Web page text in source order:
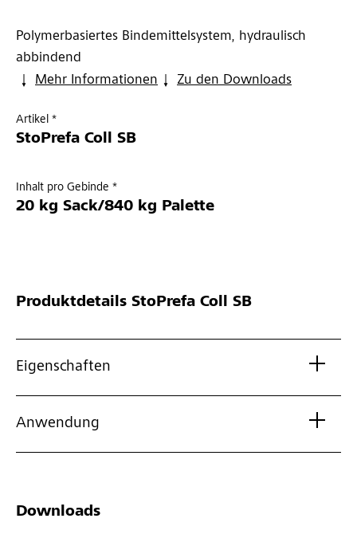
Polymerbasiertes Bindemittelsystem, hydraulisch
abbindend
Mehr Informationen
Zu den Downloads
Artikel *
StoPrefa Coll SB
Inhalt pro Gebinde *
20 kg Sack/840 kg Palette
Produktdetails StoPrefa Coll SB
Eigenschaften
Anwendung
Downloads